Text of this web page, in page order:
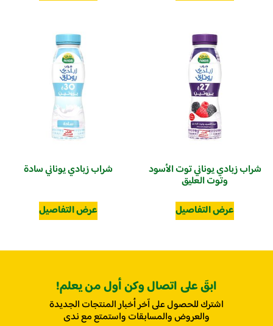
شراب زبادي يوناني توت الأسود
وتوت العليق
عرض التفاصيل
شراب زبادي يوناني سادة
عرض التفاصيل
ابقَ على اتصال وكن أول من يعلم!
اشترك للحصول على آخر أخبار المنتجات الجديدة
والعروض والمسابقات واستمتع مع ندى